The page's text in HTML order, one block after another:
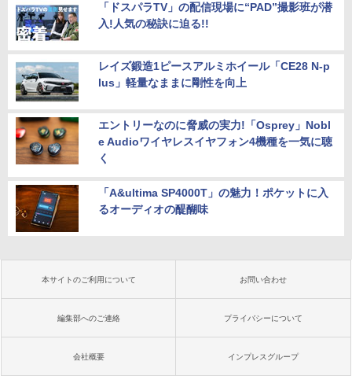
「ドスパラTV」の配信現場に“PAD”撮影班が潜
入!人気の秘訣に迫る!!
レイズ鍛造1ピースアルミホイール「CE28 N-p
lus」軽量なままに剛性を向上
エントリーなのに脅威の実力!「Osprey」Nobl
e Audioワイヤレスイヤフォン4機種を一気に聴
く
「A&ultima SP4000T」の魅力！ポケットに入
るオーディオの醍醐味
本サイトのご利用について お問い合わせ
編集部へのご連絡 プライバシーについて
会社概要 インプレスグループ